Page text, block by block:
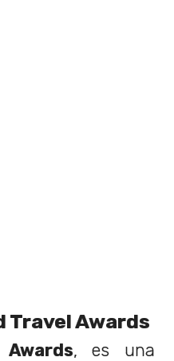
Travel Awards
, es una